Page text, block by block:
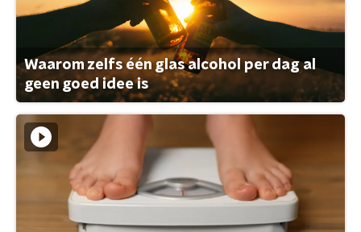
Waarom zelfs één glas alcohol per dag al
geen goed idee is